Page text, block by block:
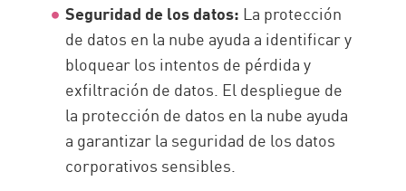
Seguridad de los datos: La protección
de datos en la nube ayuda a identificar y
bloquear los intentos de pérdida y
exfiltración de datos. El despliegue de
la protección de datos en la nube ayuda
a garantizar la seguridad de los datos
corporativos sensibles.